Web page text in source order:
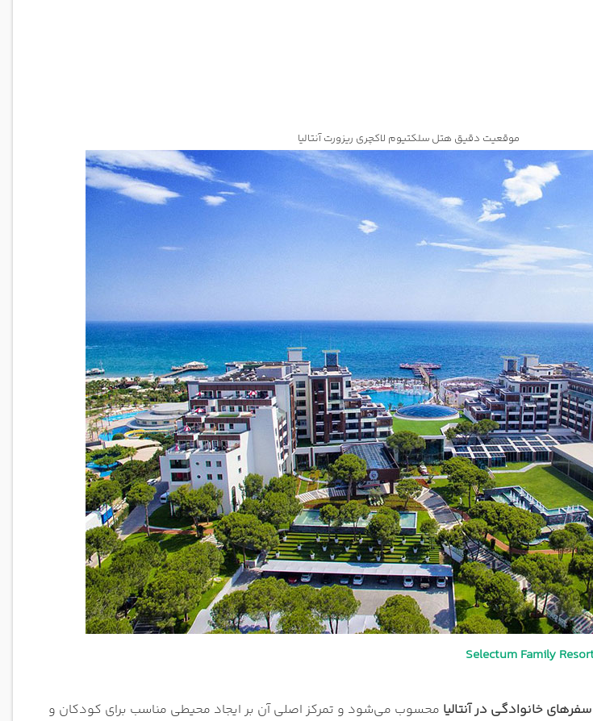
موقعیت دقیق هتل سلکتیوم لاکچری ریزورت آنتالیا
سفرهای خانوادگی در آنتالیا محسوب می‌شود و تمرکز اصلی آن بر ایجاد محیطی مناسب برای کودکان و